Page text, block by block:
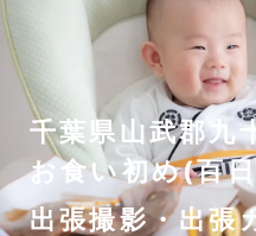
千葉県山武郡九
お食い初め(百
出張撮影・出張